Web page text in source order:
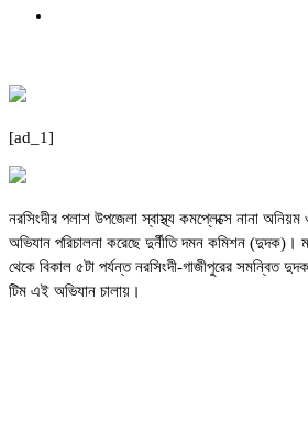
[ad_1]
নরসিংদীর পলাশ উপজেলা স্বাস্থ্য কমপ্লেক্সে নানা
অভিযান পরিচালনা করেছে দুর্নীতি দমন কমিশন (দুদক)।
থেকে বিকাল ৫টা পর্যন্ত নরসিংদী-গাজীপুরের সমন্বিত
টিম এই অভিযান চালায়।